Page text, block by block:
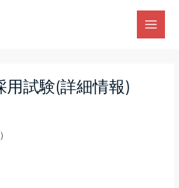
Main
試験(詳細情報)